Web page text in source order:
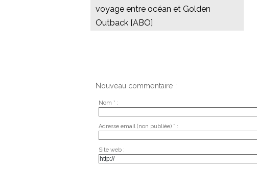
voyage entre océan et Golden
Outback [ABO]
Nouveau commentaire :
Nom * :
Adresse email (non publiée) * :
Site web :